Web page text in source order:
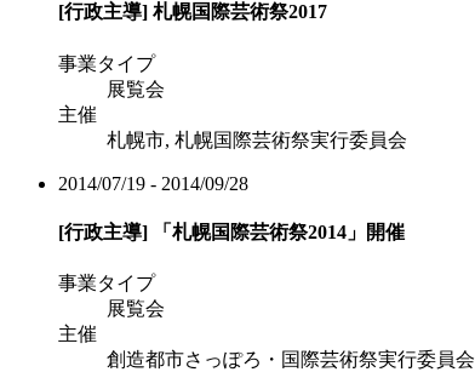
[行政主導] 札幌国際芸術祭2017
事業タイプ
展覧会
主催
札幌市, 札幌国際芸術祭実行委員会
2014/07/19 - 2014/09/28
[行政主導] 「札幌国際芸術祭2014」開催
事業タイプ
展覧会
主催
創造都市さっぽろ・国際芸術祭実行委員会